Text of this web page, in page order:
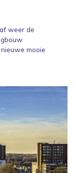
weer de
mooie